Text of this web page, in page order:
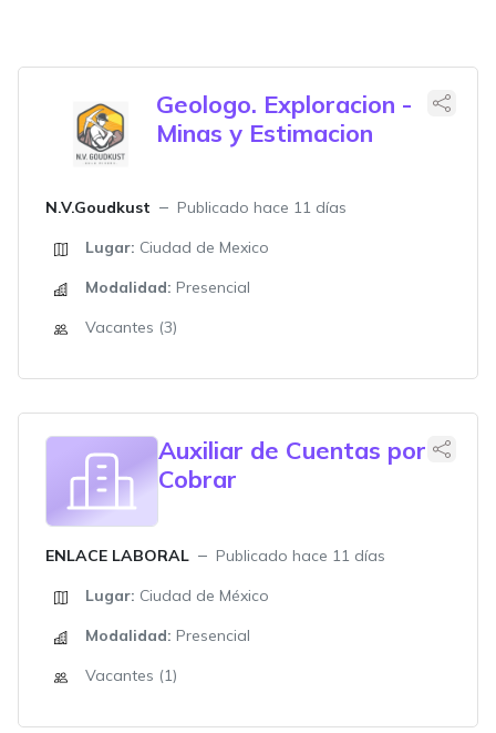
Geologo. Exploracion -
Minas y Estimacion
N.V.Goudkust
Publicado hace 11 días
Lugar: Ciudad de Mexico
Modalidad: Presencial
Vacantes (3)
Auxiliar de Cuentas por
Cobrar
ENLACE LABORAL
Publicado hace 11 días
Lugar: Ciudad de México
Modalidad: Presencial
Vacantes (1)